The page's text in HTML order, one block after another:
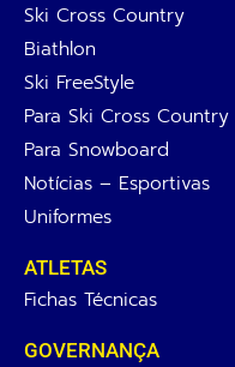
Ski Cross Country
Biathlon
Ski FreeStyle
Para Ski Cross Country
Para Snowboard
Notícias – Esportivas
Uniformes
ATLETAS
Fichas Técnicas
GOVERNANÇA